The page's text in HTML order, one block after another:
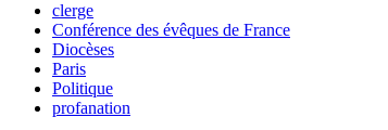
clerge
Conférence des évêques de France
Diocèses
Paris
Politique
profanation